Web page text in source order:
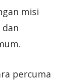
misi
percuma